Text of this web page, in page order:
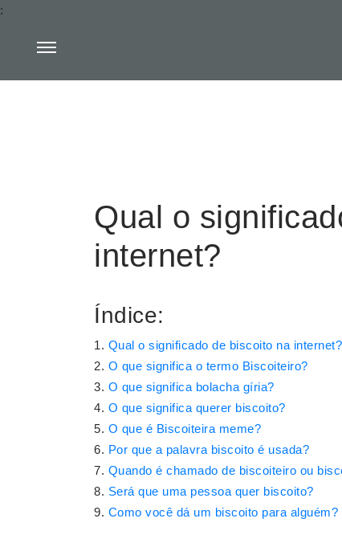
:
Qual o
internet?
Índice:
Qual o significado de biscoito na internet?
O que significa o termo Biscoiteiro?
O que significa bolacha gíria?
O que significa querer biscoito?
O que é Biscoiteira meme?
Por que a palavra biscoito é usada?
Quando é chamado de biscoiteiro ou
Será que uma pessoa quer biscoito?
Como você dá um biscoito para alguém?